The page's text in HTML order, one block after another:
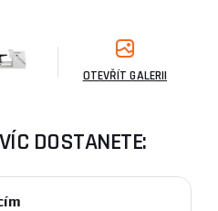
OTEVŘÍT GALERII
DOSTANETE: